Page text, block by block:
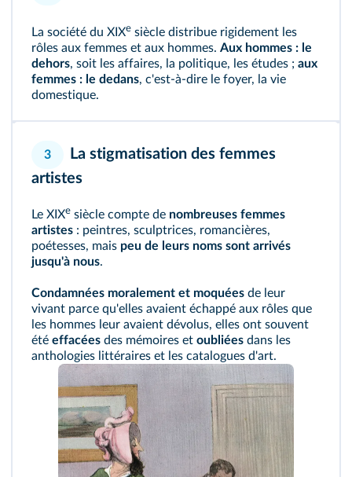
La société du XIXe siècle distribue rigidement les
rôles aux femmes et aux hommes. Aux hommes : le
dehors, soit les affaires, la politique, les études ; aux
femmes : le dedans, c'est-à-dire le foyer, la vie
domestique.
3
La stigmatisation des femmes
artistes
Le XIXe siècle compte de nombreuses femmes
artistes : peintres, sculptrices, romancières,
poétesses, mais peu de leurs noms sont arrivés
jusqu'à nous.
Condamnées moralement et moquées de leur
vivant parce qu'elles avaient échappé aux rôles que
les hommes leur avaient dévolus, elles ont souvent
été effacées des mémoires et oubliées dans les
anthologies littéraires et les catalogues d'art.